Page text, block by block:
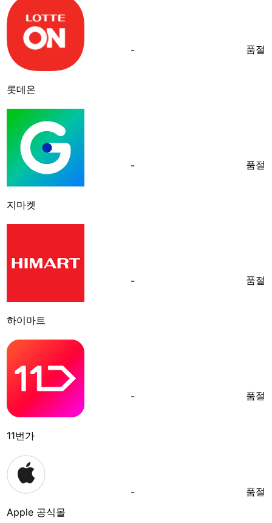
롯데온
- 품절
지마켓
- 품절
하이마트
- 품절
11번가
- 품절
Apple 공식몰
- 품절